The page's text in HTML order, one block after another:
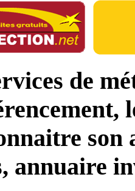
de
son
annuaire